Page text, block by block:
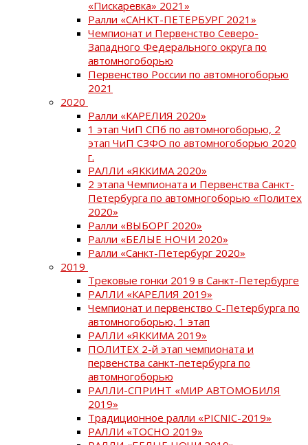
«Пискаревка» 2021»
Ралли «САНКТ-ПЕТЕРБУРГ 2021»
Чемпионат и Первенство Северо-
Западного Федерального округа по
автомногоборью
Первенство России по автомногоборью
2021
2020
Ралли «КАРЕЛИЯ 2020»
1 этап ЧиП СПб по автомногоборью, 2
этап ЧиП СЗФО по автомногоборью 2020
г.
РАЛЛИ «ЯККИМА 2020»
2 этапа Чемпионата и Первенства Санкт-
Петербурга по автомногоборью «Политех
2020»
Ралли «ВЫБОРГ 2020»
Ралли «БЕЛЫЕ НОЧИ 2020»
Ралли «Санкт-Петербург 2020»
2019
Трековые гонки 2019 в Санкт-Петербурге
РАЛЛИ «КАРЕЛИЯ 2019»
Чемпионат и первенство С-Петербурга по
автомногоборью, 1 этап
РАЛЛИ «ЯККИМА 2019»
ПОЛИТЕХ 2-й этап чемпионата и
первенства санкт-петербурга по
автомногоборью
РАЛЛИ-СПРИНТ «МИР АВТОМОБИЛЯ
2019»
Традиционное ралли «PICNIC-2019»
РАЛЛИ «ТОСНО 2019»